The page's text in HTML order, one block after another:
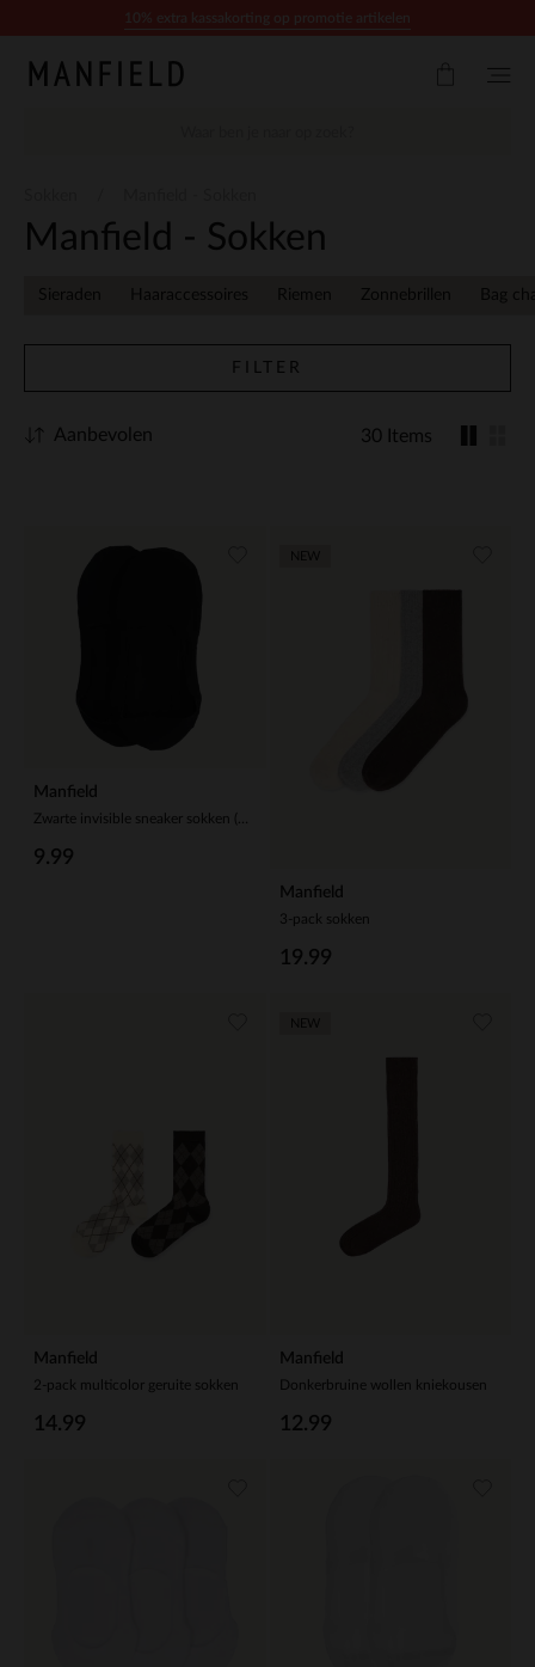
Manfield - Sokken
Sieraden Haaraccessoires Riemen Zonnebrillen Bag
FILTER
30 Items
Aanbevolen
Manfield
9.99
Manfield
3-pack sokken
19.99
Manfield
2-pack multicolor geruite sokken
14.99
Manfield
Donkerbruine wollen kniekousen
12.99